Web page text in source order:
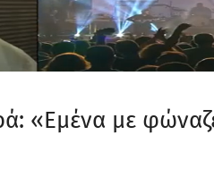
«Εμένα με